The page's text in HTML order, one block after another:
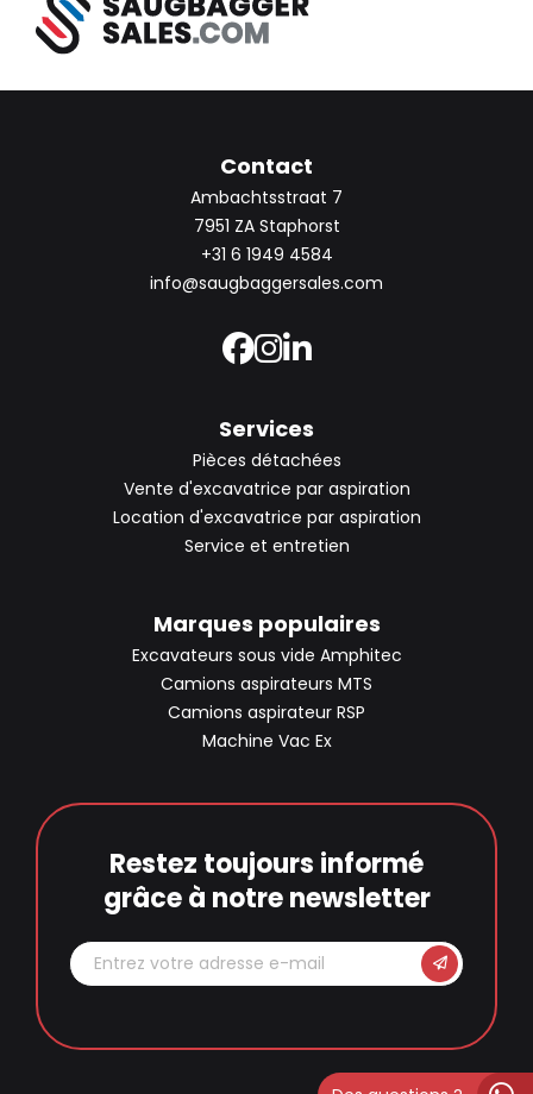
Contact
Ambachtsstraat 7
7951 ZA Staphorst
+31 6 1949 4584
info@saugbaggersales.com
Services
Pièces détachées
Vente d'excavatrice par aspiration
Location d'excavatrice par aspiration
Service et entretien
Marques populaires
Excavateurs sous vide Amphitec
Camions aspirateurs MTS
Camions aspirateur RSP
Machine Vac Ex
Restez toujours informé
grâce à notre newsletter